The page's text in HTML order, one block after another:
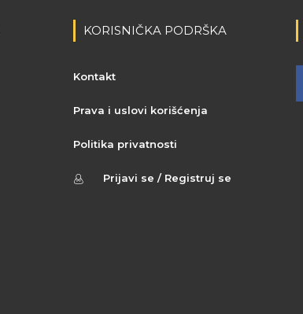
KORISNIČKA PODRŠKA
Kontakt
Prava i uslovi korišćenja
Politika privatnosti
Prijavi se / Registruj se